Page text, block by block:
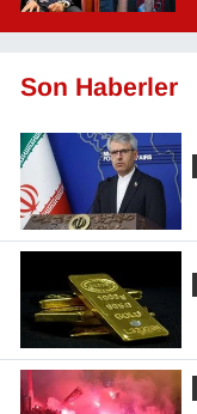
Son Haberler